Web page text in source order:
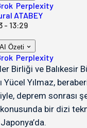
Perplexity
ATABEY
- 13:29
AI Özeti
Perplexity
Birliği ve Balıkesir
Yücel Yılmaz,
deprem sonrası
konusunda bir dizi